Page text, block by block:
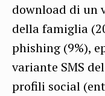
download di un
della famiglia
phishing (9%),
variante SMS
profili social